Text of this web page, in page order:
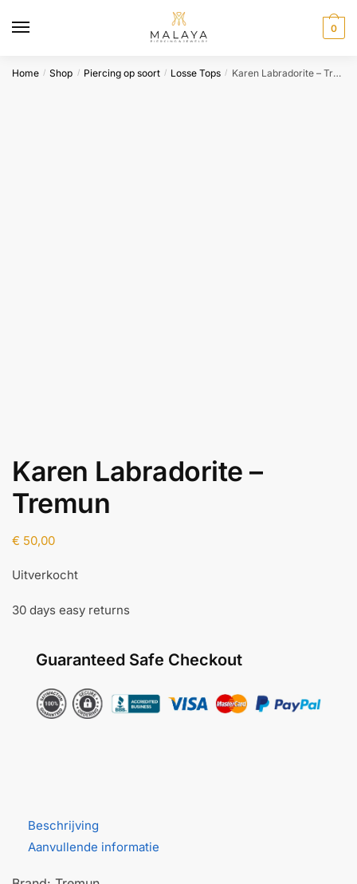
0
Home / Shop / Piercing op soort / Losse Tops / Karen Labradorite – Tremun
Karen Labradorite –
Tremun
€ 50,00
Uitverkocht
30 days easy returns
Guaranteed Safe Checkout
Beschrijving
Aanvullende informatie